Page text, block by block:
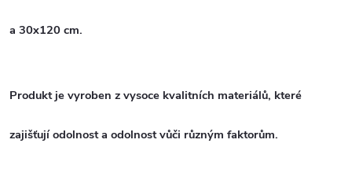
a 30x120 cm.
Produkt je vyroben z vysoce kvalitních materiálů, které
zajišťují odolnost a odolnost vůči různým faktorům.